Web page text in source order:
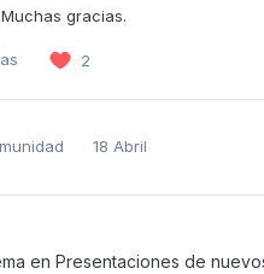
gracias.
2
18 Abril
en Presentaciones de